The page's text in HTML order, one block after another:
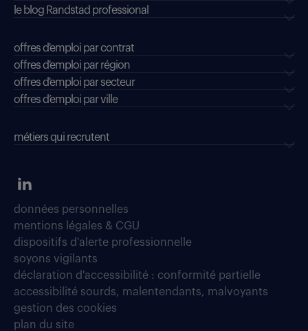
le blog Randstad professional
offres d'emploi par contrat
offres d'emploi par région
offres d'emploi par secteur
offres d’emploi par ville
métiers qui recrutent
données personnelles
mentions légales & CGU
dispositifs d'alerte professionnelle
soyons vigilants
déclaration d'accessibilité : conformité partielle
accessibilité sourds, malentendants, malvoyants
gestion des cookies
plan du site